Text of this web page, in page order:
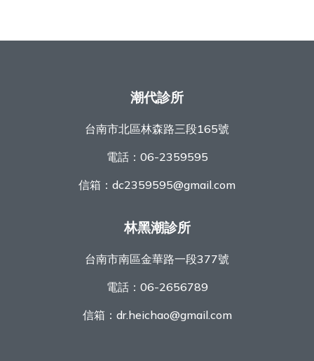
潮代診所
台南市北區林森路三段165號
電話： 06-2359595
信箱： dc2359595@gmail.com
林黑潮診所
台南市南區金華路一段377號
電話： 06-2656789
信箱： dr.heichao@gmail.com